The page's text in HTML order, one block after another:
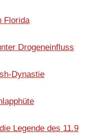
Florida
Drogeneinfluss
Dynastie
Legende des 11.9